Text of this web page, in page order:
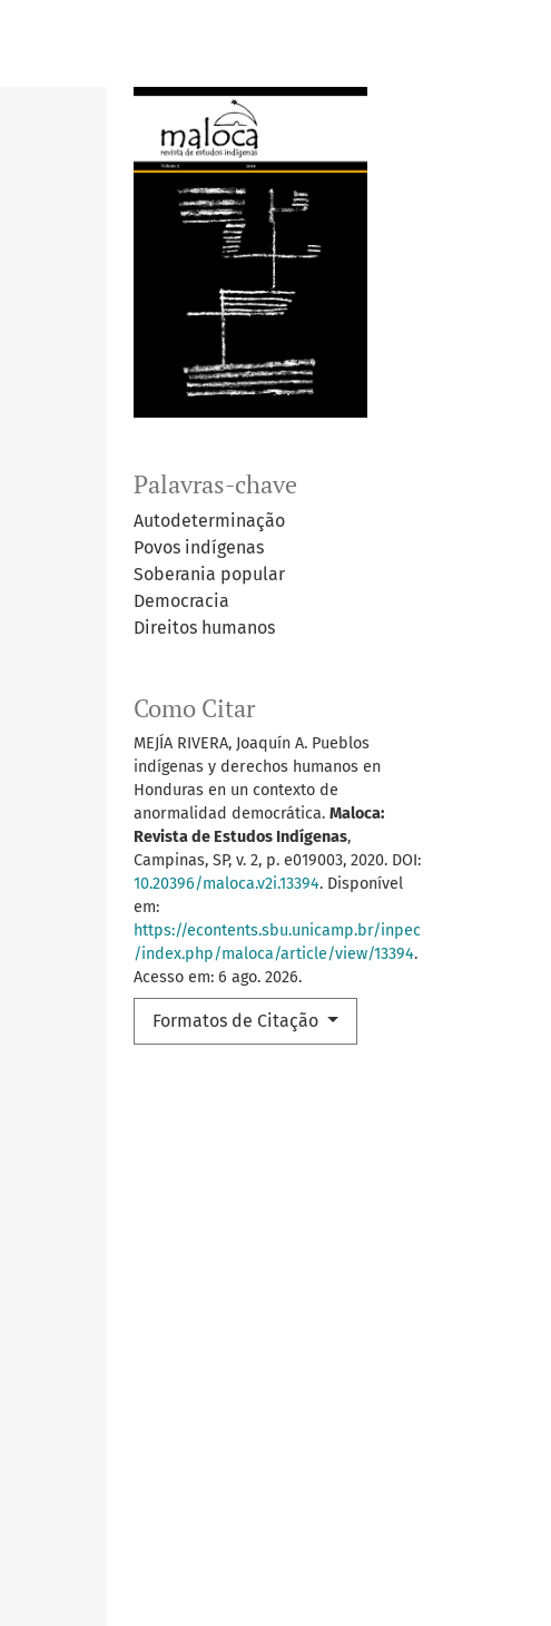
Palavras-chave
Autodeterminação
Povos indígenas
Soberania popular
Democracia
Direitos humanos
Como Citar
MEJÍA RIVERA, Joaquín A. Pueblos
indígenas y derechos humanos en
Honduras en un contexto de
anormalidad democrática. Maloca:
Revista de Estudos Indígenas,
Campinas, SP, v. 2, p. e019003, 2020. DOI:
10.20396/maloca.v2i.13394. Disponível
em:
https://econtents.sbu.unicamp.br/inpec
/index.php/maloca/article/view/13394.
Acesso em: 6 ago. 2026.
Formatos de Citação